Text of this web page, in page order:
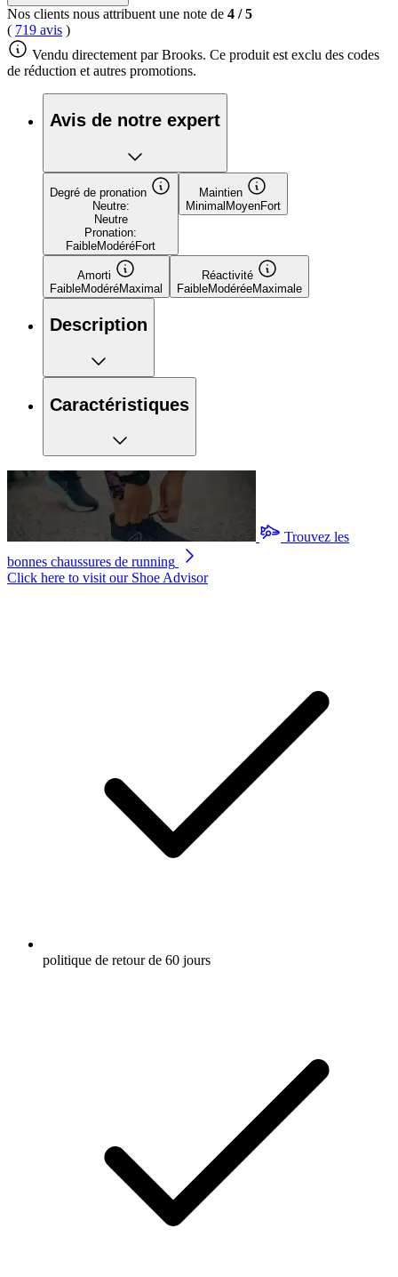
Nos clients nous attribuent une note de 4 /5
( 719 avis )
Vendu directement par Brooks. Ce produit est exclu des codes
de réduction et autres promotions.
Avis de notre expert
Degré de pronation
Neutre:
Neutre
Pronation:
FaibleModéréFort
Maintien
Minimal MoyenFort
Amorti
FaibleModéréMaximal
Réactivité
FaibleModéréeMaximale
Description
Caractéristiques
Trouvez les
bonnes chaussures de running
Click here to visit our Shoe Advisor
politique de retour de 60 jours